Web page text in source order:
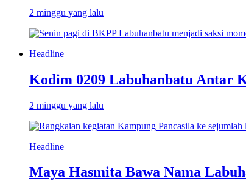
2 minggu yang lalu
Headline
Kodim 0209 Labuhanbatu Antar
2 minggu yang lalu
Headline
Maya Hasmita Bawa Nama